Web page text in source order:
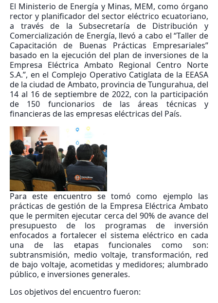
El Ministerio de Energía y Minas, MEM, como órgano
rector y planificador del sector eléctrico ecuatoriano,
a través de la Subsecretaría de Distribución y
Comercialización de Energía, llevó a cabo el “Taller de
Capacitación de Buenas Prácticas Empresariales”
basado en la ejecución del plan de inversiones de la
Empresa Eléctrica Ambato Regional Centro Norte
S.A.”, en el Complejo Operativo Catiglata de la EEASA
de la ciudad de Ambato, provincia de Tungurahua, del
14 al 16 de septiembre de 2022, con la participación
de 150 funcionarios de las áreas técnicas y
financieras de las empresas eléctricas del País.
Para este encuentro se tomó como ejemplo las
prácticas de gestión de la Empresa Eléctrica Ambato
que le permiten ejecutar cerca del 90% de avance del
presupuesto de los programas de inversión
enfocados a fortalecer el sistema eléctrico en cada
una de las etapas funcionales como son:
subtransmisión, medio voltaje, transformación, red
de bajo voltaje, acometidas y medidores; alumbrado
público, e inversiones generales.
Los objetivos del encuentro fueron: